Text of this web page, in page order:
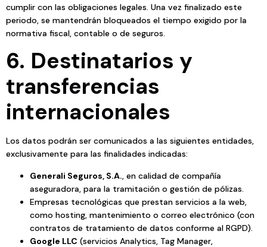
cumplir con las obligaciones legales. Una vez finalizado este
periodo, se mantendrán bloqueados el tiempo exigido por la
normativa fiscal, contable o de seguros.
6. Destinatarios y
transferencias
internacionales
Los datos podrán ser comunicados a las siguientes entidades,
exclusivamente para las finalidades indicadas:
Generali Seguros, S.A., en calidad de compañía
aseguradora, para la tramitación o gestión de pólizas.
Empresas tecnológicas que prestan servicios a la web,
como hosting, mantenimiento o correo electrónico (con
contratos de tratamiento de datos conforme al RGPD).
Google LLC (servicios Analytics, Tag Manager,